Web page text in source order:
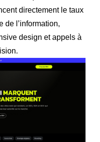
directement le taux
de l’information,
design et appels à